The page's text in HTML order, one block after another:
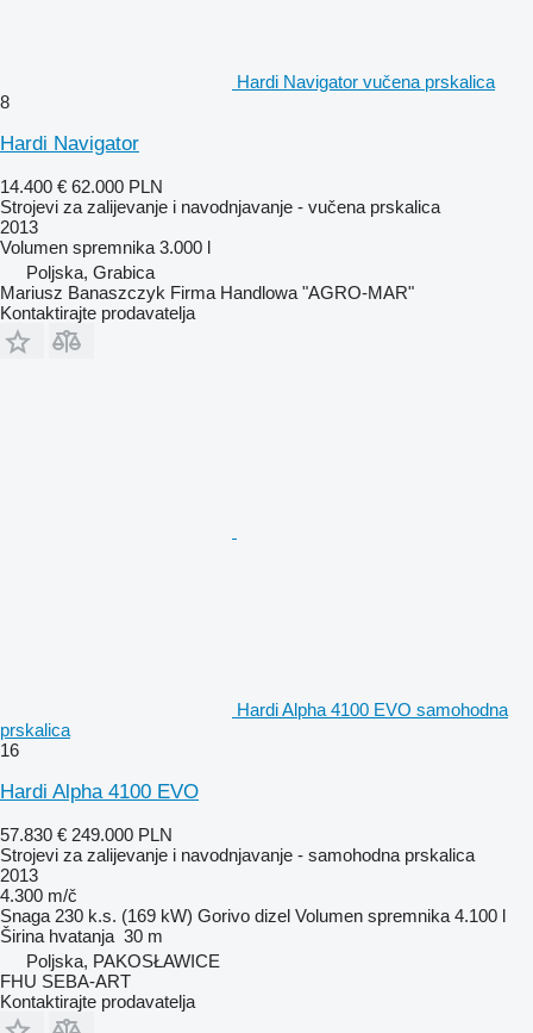
Hardi Navigator vučena prskalica
8
Hardi Navigator
14.400 € 62.000 PLN
Strojevi za zaliјеvanje i navodnjavanje - vučena prskalica
2013
Volumen spremnika 3.000 l
Poljska, Grabica
Mariusz Banaszczyk Firma Handlowa "AGRO-MAR"
Kontaktirajte prodavatelja
Hardi Alpha 4100 EVO samohodna
prskalica
16
Hardi Alpha 4100 EVO
57.830 € 249.000 PLN
Strojevi za zaliјеvanje i navodnjavanje - samohodna prskalica
2013
4.300 m/č
Snaga 230 k.s. (169 kW) Gorivo dizel Volumen spremnika 4.100 l
Širina hvatanja 30 m
Poljska, PAKOSŁAWICE
FHU SEBA-ART
Kontaktirajte prodavatelja